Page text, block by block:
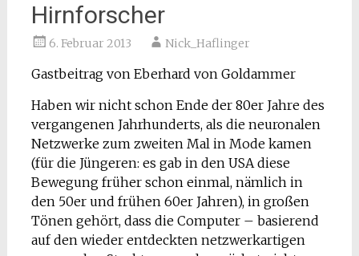
Hirnforscher
6. Februar 2013 Nick_Haflinger
Gastbeitrag von Eberhard von Goldammer
Haben wir nicht schon Ende der 80er Jahre des
vergangenen Jahrhunderts, als die neuronalen
Netzwerke zum zweiten Mal in Mode kamen
(für die Jüngeren: es gab in den USA diese
Bewegung früher schon einmal, nämlich in
den 50er und frühen 60er Jahren), in großen
Tönen gehört, dass die Computer – basierend
auf den wieder entdeckten netzwerkartigen